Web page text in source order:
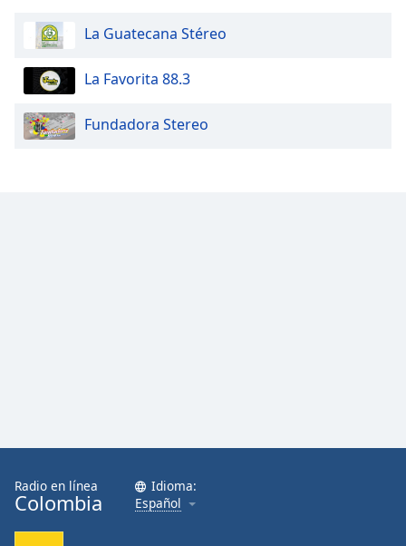
La Guatecana Stéreo
La Favorita 88.3
Fundadora Stereo
Radio en línea
Colombia
Idioma:
Español